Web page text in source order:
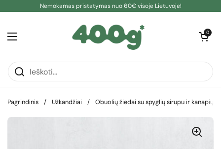
Pereiti prie turinioNemokamas pristatymas nuo 60€ visoje Lietuvoje!
Atidaryti meniu
Atidaryti
0
Pagrindinis / Užkandžiai / Obuolių žiedai su spyglių sirupu ir kanapių